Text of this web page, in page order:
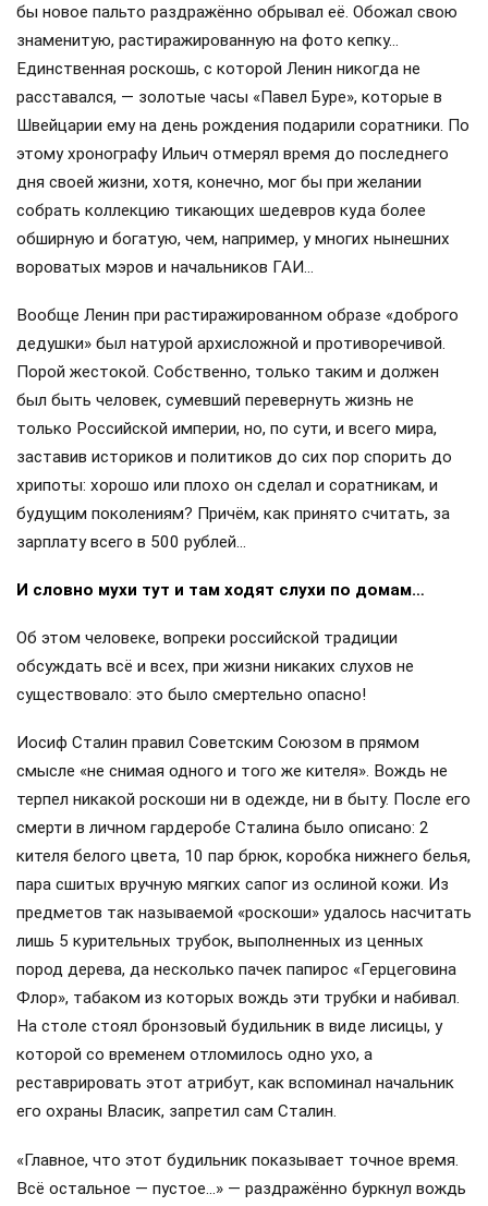
бы новое пальто раздражённо обрывал её. Обожал свою
знаменитую, растиражированную на фото кепку…
Единственная роскошь, с которой Ленин никогда не
расставался, — золотые часы «Павел Буре», которые в
Швейцарии ему на день рождения подарили соратники. По
этому хронографу Ильич отмерял время до последнего
дня своей жизни, хотя, конечно, мог бы при желании
собрать коллекцию тикающих шедевров куда более
обширную и богатую, чем, например, у многих нынешних
вороватых мэров и начальников ГАИ…
Вообще Ленин при растиражированном образе «доброго
дедушки» был натурой архисложной и противоречивой.
Порой жестокой. Собственно, только таким и должен
был быть человек, сумевший перевернуть жизнь не
только Российской империи, но, по сути, и всего мира,
заставив историков и политиков до сих пор спорить до
хрипоты: хорошо или плохо он сделал и соратникам, и
будущим поколениям? Причём, как принято считать, за
зарплату всего в 500 рублей…
И словно мухи тут и там ходят слухи по домам…
Об этом человеке, вопреки российской традиции
обсуждать всё и всех, при жизни никаких слухов не
существовало: это было смертельно опасно!
Иосиф Сталин правил Советским Союзом в прямом
смысле «не снимая одного и того же кителя». Вождь не
терпел никакой роскоши ни в одежде, ни в быту. После его
смерти в личном гардеробе Сталина было описано: 2
кителя белого цвета, 10 пар брюк, коробка нижнего белья,
пара сшитых вручную мягких сапог из ослиной кожи. Из
предметов так называемой «роскоши» удалось насчитать
лишь 5 курительных трубок, выполненных из ценных
пород дерева, да несколько пачек папирос «Герцеговина
Флор», табаком из которых вождь эти трубки и набивал.
На столе стоял бронзовый будильник в виде лисицы, у
которой со временем отломилось одно ухо, а
реставрировать этот атрибут, как вспоминал начальник
его охраны Власик, запретил сам Сталин.
«Главное, что этот будильник показывает точное время.
Всё остальное — пустое…» — раздражённо буркнул вождь